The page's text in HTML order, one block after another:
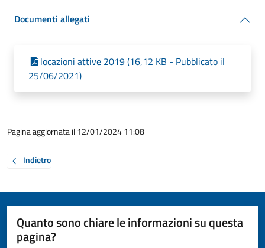
Documenti allegati
locazioni attive 2019 (16,12 KB - Pubblicato il
25/06/2021)
Pagina aggiornata il 12/01/2024 11:08
Indietro
Quanto sono chiare le informazioni su questa
pagina?